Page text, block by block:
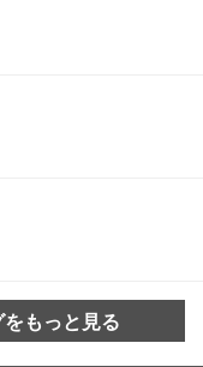
もっと見る